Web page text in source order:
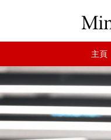
主頁